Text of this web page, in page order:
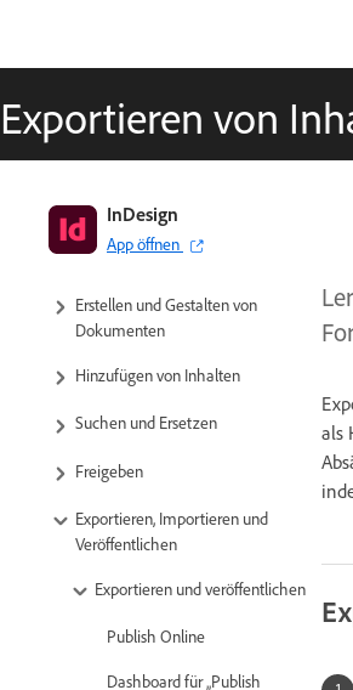
Exportieren von
InDesign
App öffnen
InDesign-Benutzerhandbuch
Übersicht über InDesign
Erstellen und Gestalten von
Dokumenten
Hinzufügen von Inhalten
Suchen und Ersetzen
Freigeben
Exportieren, Importieren und
Veröffentlichen
Exportieren und veröffentlichen
Publish Online
Dashboard für „Publish
als